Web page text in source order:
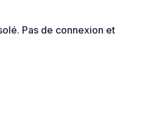
Pas de connexion et